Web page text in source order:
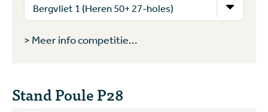
> Meer info competitie...
Stand Poule P28